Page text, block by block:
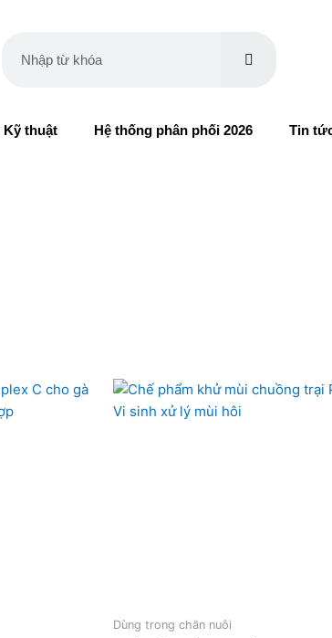
Kỹ thuật Hệ thống phân phối 2026 Tin
Dùng trong chăn nuôi